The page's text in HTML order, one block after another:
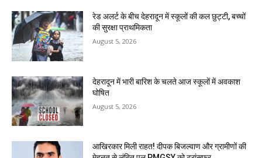
रेड अलर्ट के बीच देहरादून में स्कूलों की कल छुट्टी, बच्चों
की सुरक्षा प्राथमिकता
August 5, 2026
देहरादून में भारी बारिश के चलते आज स्कूलों में अवकाश
घोषित
August 5, 2026
आखिरकार मिली राहत! दीपक बिजल्वाण और ग्रामीणों की